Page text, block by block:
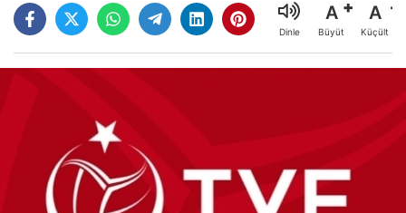
Dinle
A
Büyüt
A
Küçült